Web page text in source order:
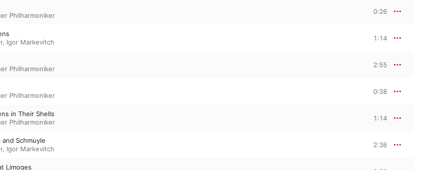
Philharmoniker
0:26
, Igor Markevitch
1:14
Philharmoniker
2:55
Philharmoniker
0:38
in Their Shells
Philharmoniker
1:14
Schmuyle
, Igor Markevitch
2:36
Limoges